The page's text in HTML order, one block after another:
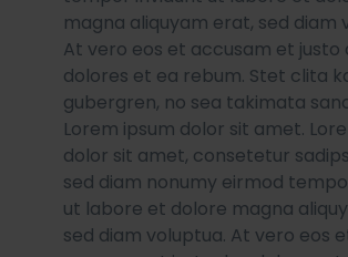
magna aliquyam erat, sed diam
At vero eos et accusam et justo
dolores et ea rebum. Stet clita
gubergren, no sea takimata
Lorem ipsum dolor sit amet.
dolor sit amet, consetetur
sed diam nonumy eirmod
ut labore et dolore magna
sed diam voluptua. At vero eos